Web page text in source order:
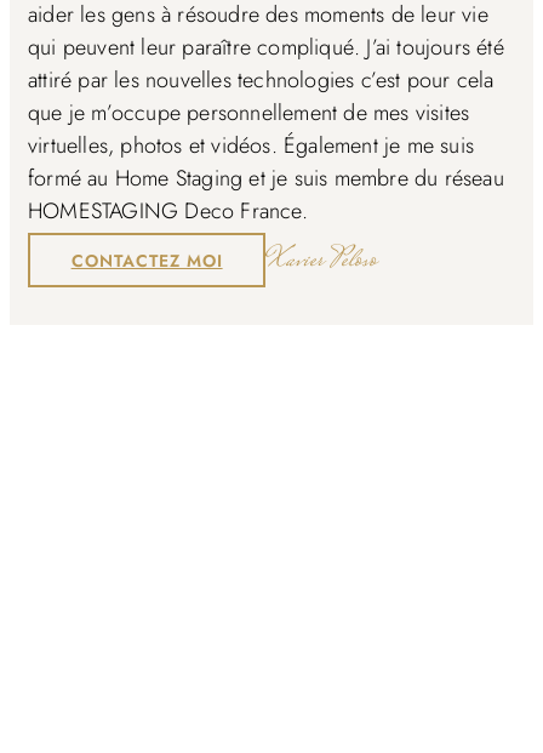
aider les gens à résoudre des moments de leur vie
qui peuvent leur paraître compliqué. J’ai toujours été
attiré par les nouvelles technologies c’est pour cela
que je m’occupe personnellement de mes visites
virtuelles, photos et vidéos. Également je me suis
formé au Home Staging et je suis membre du réseau
HOMESTAGING Deco France.
CONTACTEZ MOI Xavier Peloso